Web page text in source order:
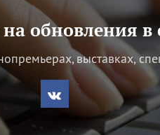
обновления в
выставках,